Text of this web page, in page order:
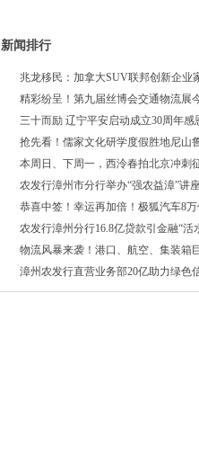
新闻排行
兆龙移民：加拿大SUV联邦创新企业
精彩纷呈！第九届丝博会交通物流展
三十而励 辽宁平安启动成立30周年感
抢先看！儒家文化研学度假胜地尼山
本周日、下周一，西泠春拍北京冲刺
农发行漳州市分行举办“强农益漳”讲
恭喜中签！幸运再加倍！极狐汽车8万
农发行漳州分行16.8亿贷款引金融“活
物流风暴来袭！港口、航空、集装箱
漳州农发行直营业务部20亿助力绿色